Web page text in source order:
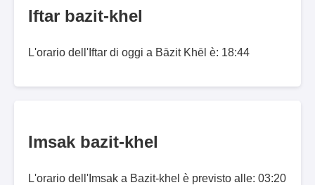
Iftar bazit-khel
L'orario dell'Iftar di oggi a Bāzit Khēl è: 18:44
Imsak bazit-khel
L'orario dell'Imsak a Bazit-khel è previsto alle: 03:20